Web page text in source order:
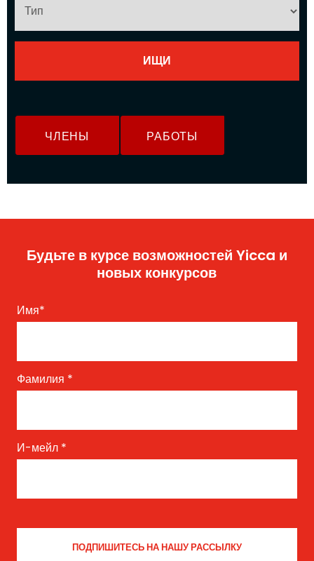
ЧЛЕНЫ РАБОТЫ
Будьте в курсе возможностей Yicca и
новых конкурсов
Имя*
Фамилия *
И-мейл *